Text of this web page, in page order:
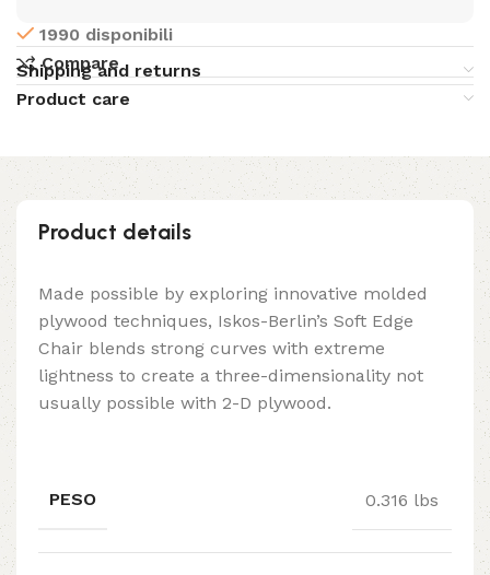
1990 disponibili
Compare
Shipping and returns
Product care
Product details
Made possible by exploring innovative molded
plywood techniques, Iskos-Berlin’s Soft Edge
Chair blends strong curves with extreme
lightness to create a three-dimensionality not
usually possible with 2-D plywood.
PESO 0.316 lbs